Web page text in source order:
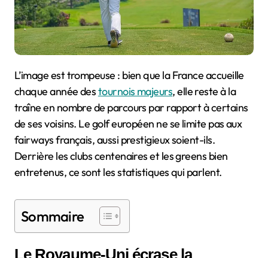
L’image est trompeuse : bien que la France accueille
chaque année destournois majeurs, elle reste à la
traîne en nombre de parcours par rapport à certains
de ses voisins. Le golf européen ne se limite pas aux
fairways français, aussi prestigieux soient-ils.
Derrière les clubs centenaires et les greens bien
entretenus, ce sont les statistiques qui parlent.
Sommaire
Le Royaume-Uni écrase la